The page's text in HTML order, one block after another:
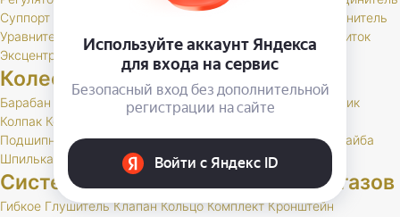
Суппорт
Удлинитель
Уравнитель
Цилиндр Чехол Штуцер
Щиток
Эксцентрик
Колеса и шины
Барабан Буфер Гайка Держатель Диск
Золотник
Колпак Колпачок
Подшипник
Прокладка РК Сальник Стержень Ступица
Шайба
Шпилька
Штуцер
Система выпуска отработавших газов
Гибкое Глушитель Клапан Кольцо Комплект Кронштейн